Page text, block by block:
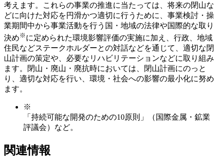
考えます。これらの事業の推進に当たっては、将来の閉山な
どに向けた対応を円滑かつ適切に行うために、事業検討・操
業期間中から事業活動を行う国・地域の法律や国際的な取り
決め ※ に定められた環境影響評価の実施に加え、行政、地域
住民などステークホルダーとの対話などを通じて、適切な閉
山計画の策定や、必要なリハビリテーションなどに取り組み
ます。閉山・廃山・廃抗時においては、閉山計画にのっと
り、適切な対応を行い、環境・社会への影響の最小化に努め
ます。
※
「持続可能な開発のための10原則」（国際金属・鉱業
評議会）など。
関連情報